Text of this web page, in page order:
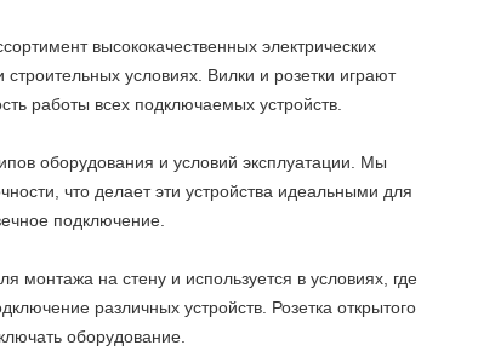
высококачественных электрических
условиях. Вилки и розетки играют
работы всех подключаемых устройств.
оборудования и условий эксплуатации. Мы
что делает эти устройства идеальными для
подключение.
монтажа на стену и используется в условиях, где
различных устройств. Розетка открытого
оборудование.